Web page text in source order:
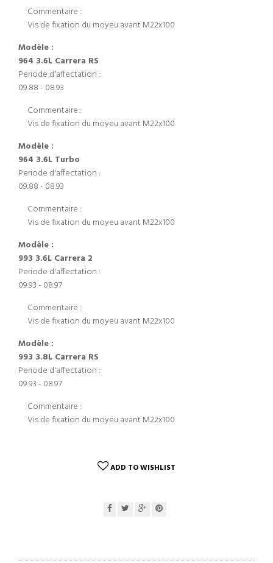
Commentaire :
Vis de fixation du moyeu avant M22x100
Modèle :
964 3.6L Carrera RS
Periode d'affectation :
09.88 - 08.93
Commentaire :
Vis de fixation du moyeu avant M22x100
Modèle :
964 3.6L Turbo
Periode d'affectation :
09.88 - 08.93
Commentaire :
Vis de fixation du moyeu avant M22x100
Modèle :
993 3.6L Carrera 2
Periode d'affectation :
09.93 - 08.97
Commentaire :
Vis de fixation du moyeu avant M22x100
Modèle :
993 3.8L Carrera RS
Periode d'affectation :
09.93 - 08.97
Commentaire :
Vis de fixation du moyeu avant M22x100
ADD TO WISHLIST